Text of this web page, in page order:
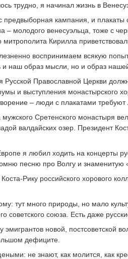
трудно, я начинал жизнь в
предвыборная кампания, и плакаты
– молодого венесуэльца, тоже с
митрополита Кирилла
воспринимаем всякую
и наш образ мысли, но и образ
Русской Православной Церкви
и выступления монастырского
– люди с плакатами требуют
мужского Сретенского монастыря
валдайских озер. Президент
я любил ходить на концерты
песню про Волгу и
Рику российского хорового
тут много природы, но мало
советского союза. Есть даже
эмигрантов новой, постсоветской
дефиците.
не знают, как молится, как